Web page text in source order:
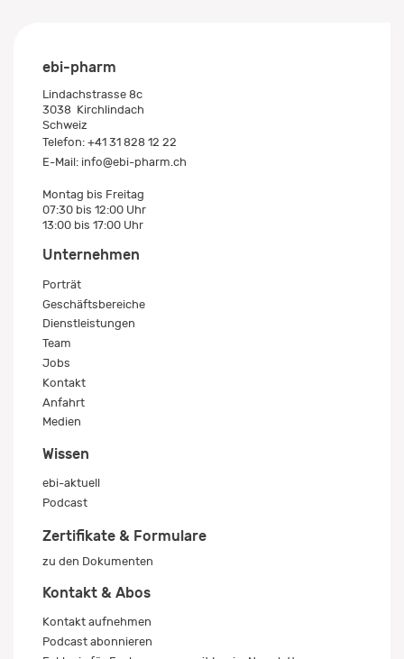
ebi-pharm
Lindachstrasse 8c
3038 Kirchlindach
Schweiz
Telefon: +41 31 828 12 22
E-Mail: info@ebi-pharm.ch
Montag bis Freitag
07:30 bis 12:00 Uhr
13:00 bis 17:00 Uhr
Unternehmen
Porträt
Geschäftsbereiche
Dienstleistungen
Team
Jobs
Kontakt
Anfahrt
Medien
Wissen
ebi-aktuell
Podcast
Zertifikate & Formulare
zu den Dokumenten
Kontakt & Abos
Kontakt aufnehmen
Podcast abonnieren